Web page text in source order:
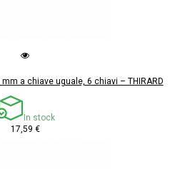
a chiave uguale, 6 chiavi – THIRARD
In stock
17,59 €